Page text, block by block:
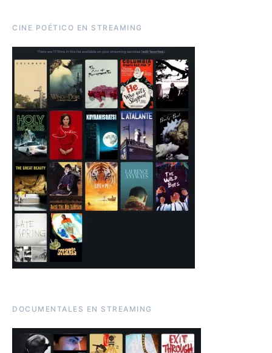
CINE POÉTICO EN STREAMING
DOCUMENTALES EN STREAMING